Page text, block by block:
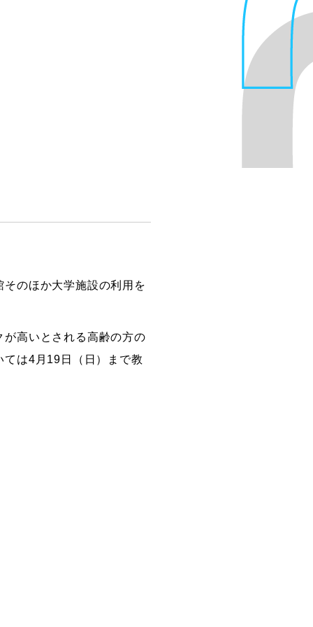
のほか大学施設の利用を
高いとされる高齢の方の
は4月19日（日）まで教